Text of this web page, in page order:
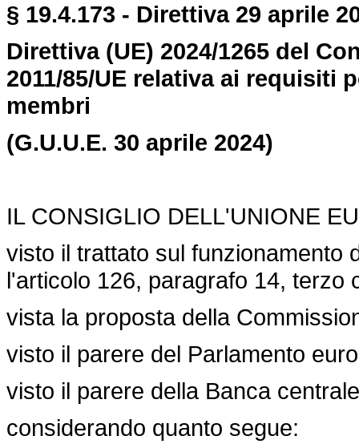
§ 19.4.173 - Direttiva 29 aprile
Direttiva (UE) 2024/1265 del
2011/85/UE relativa ai requisiti
membri
(G.U.U.E. 30 aprile 2024)
IL CONSIGLIO DELL'UNIONE
visto il trattato sul funzionamento
l'articolo 126, paragrafo 14, terzo
vista la proposta della
visto il parere del Parlamento
visto il parere della Banca
considerando quanto segue: